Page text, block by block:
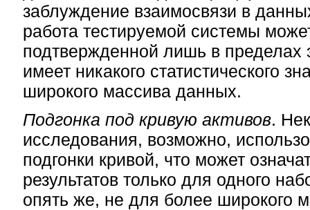
заблуждение взаимосвязи в
работа тестируемой системы
подтвержденной лишь в пределах
имеет никакого статистического
широкого массива данных.
Подгонка под кривую активов.
исследования, возможно,
подгонки кривой, что может
результатов только для одного
опять же, не для более широкого